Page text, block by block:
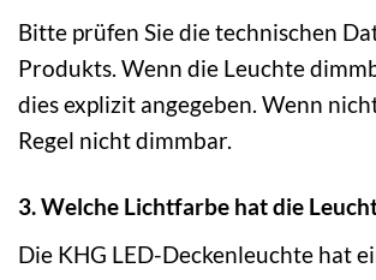
Bitte prüfen Sie die technischen
Produkts. Wenn die Leuchte
dies explizit angegeben. Wenn
Regel nicht dimmbar.
3. Welche Lichtfarbe hat die
Die KHG LED-Deckenleuchte hat